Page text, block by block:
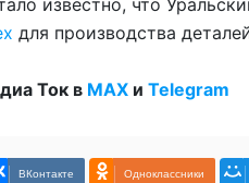
известно, что
для производства
Ток в МАХ и Telegram
ВКонтакте Одноклассники